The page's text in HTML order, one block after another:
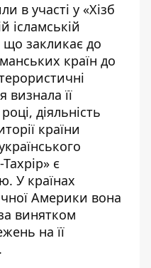
в участі у «Хізб
ісламській
що закликає до
країн до
визнала її
діяльність
країни
є
У країнах
Америки вона
винятком
на її